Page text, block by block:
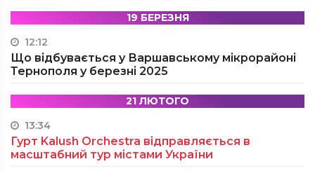
19 БЕРЕЗНЯ
12:12
Що відбувається у Варшавському мікрорайоні
Тернополя у березні 2025
21 ЛЮТОГО
13:34
Гурт Kalush Orchestra відправляється в
масштабний тур містами України